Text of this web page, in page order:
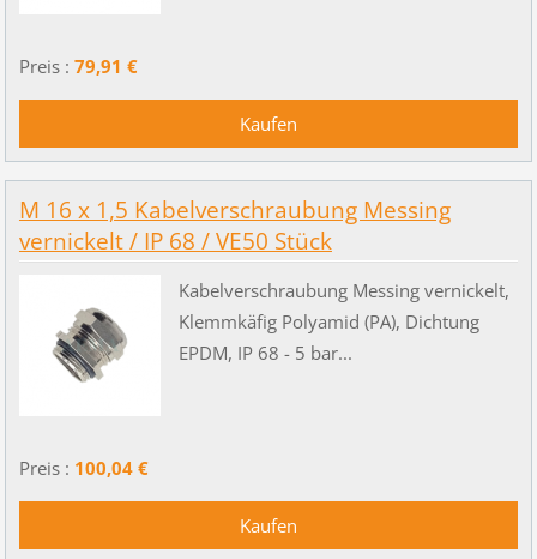
Preis : 79,91 €
M 16 x 1,5 Kabelverschraubung Messing
vernickelt / IP 68 / VE50 Stück
Kabelverschraubung Messing vernickelt,
Klemmkäfig Polyamid (PA), Dichtung
EPDM, IP 68 - 5 bar...
Preis : 100,04 €